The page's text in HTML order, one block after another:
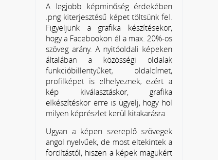
A legjobb képminőség érdekében
.png kiterjesztésű képet töltsünk fel.
Figyeljünk a grafika készítésekor,
hogy a Facebookon él a max. 20%-os
szöveg arány. A nyitóoldali képeken
általában a közösségi oldalak
funkcióbillentyűket, oldalcímet,
profilképet is elhelyeznek, ezért a
kép kiválasztáskor, grafika
elkészítéskor erre is ügyelj, hogy hol
milyen képrészlet kerül kitakarásra.
Ugyan a képen szereplő szövegek
angol nyelvűek, de most eltekintek a
fordítástól, hiszen a képek magukért